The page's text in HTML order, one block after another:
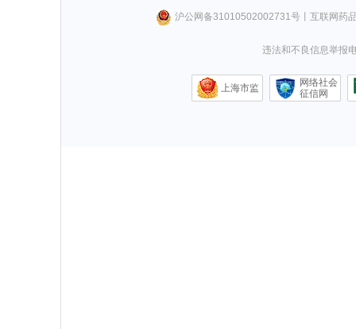
沪公网备31010502002731号丨 互联网药
违法和不良信息举报
上海市监
网络社会
征信网